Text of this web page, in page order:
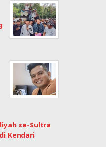
se-Sultra
Kendari